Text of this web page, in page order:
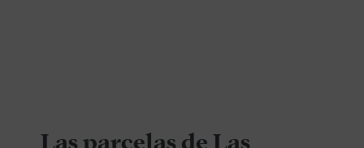
Las parcelas de Las